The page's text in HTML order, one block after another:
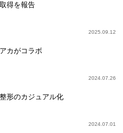
得を報告
2025.09.12
カがコラボ
2024.07.26
形のカジュアル化
2024.07.01